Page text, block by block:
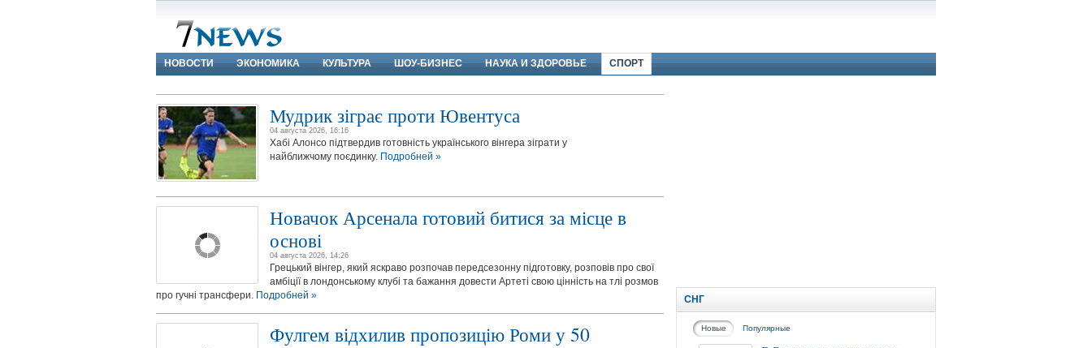
НОВОСТИ ЭКОНОМИКА КУЛЬТУРА ШОУ-БИЗНЕС НАУКА И ЗДОРОВЬЕ СПОРТ
Мудрик зіграє проти Ювентуса
04 августа 2026, 16:16
Хабі Алонсо підтвердив готовність українського вінгера зіграти у
найближчому поєдинку. Подробней »
Новачок Арсенала готовий битися за місце в
основі
04 августа 2026, 14:26
Грецький вінгер, який яскраво розпочав передсезонну підготовку, розповів про свої
амбіції в лондонському клубі та бажання довести Артеті свою цінність на тлі розмов
про гучні трансфери. Подробней »
Фулгем відхилив пропозицію Роми у 50
СНГ
Новые Популярные